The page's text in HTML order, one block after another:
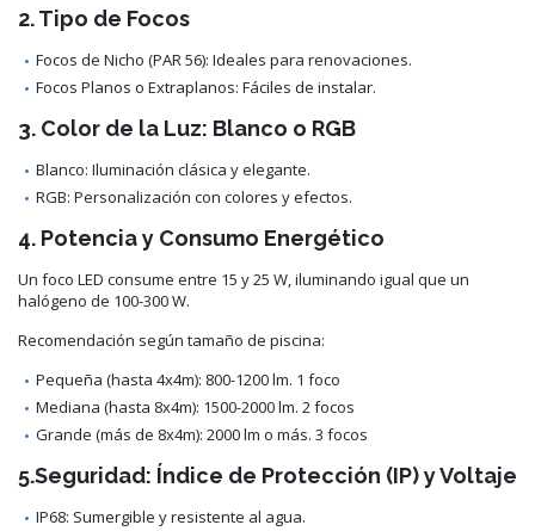
2. Tipo de Focos
Focos de Nicho (PAR 56): Ideales para renovaciones.
Focos Planos o Extraplanos: Fáciles de instalar.
3. Color de la Luz: Blanco o RGB
Blanco: Iluminación clásica y elegante.
RGB: Personalización con colores y efectos.
4. Potencia y Consumo Energético
Un foco LED consume entre 15 y 25 W, iluminando igual que un
halógeno de 100-300 W.
Recomendación según tamaño de piscina:
Pequeña (hasta 4x4m): 800-1200 lm. 1 foco
Mediana (hasta 8x4m): 1500-2000 lm. 2 focos
Grande (más de 8x4m): 2000 lm o más. 3 focos
5.Seguridad: Índice de Protección (IP) y Voltaje
IP68: Sumergible y resistente al agua.